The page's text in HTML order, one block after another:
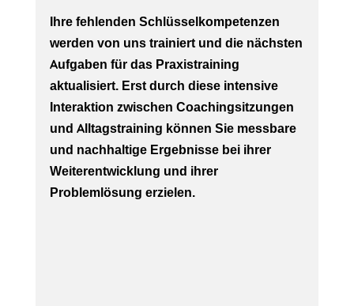
Ihre fehlenden Schlüsselkompetenzen
werden von uns trainiert und die nächsten
Aufgaben für das Praxistraining
aktualisiert. Erst durch diese intensive
Interaktion zwischen Coachingsitzungen
und Alltagstraining können Sie messbare
und nachhaltige Ergebnisse bei ihrer
Weiterentwicklung und ihrer
Problemlösung erzielen.